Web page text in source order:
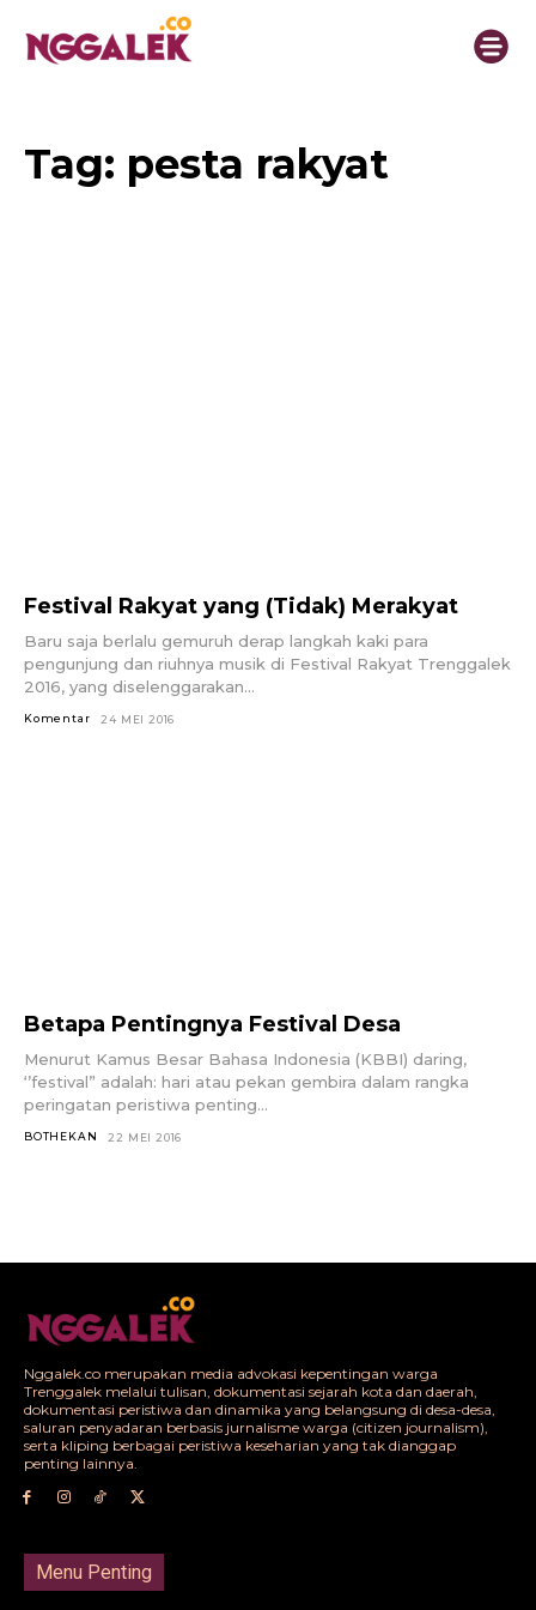
Tag: pesta rakyat
Festival Rakyat yang (Tidak) Merakyat
Baru saja berlalu gemuruh derap langkah kaki para
pengunjung dan riuhnya musik di Festival Rakyat Trenggalek
2016, yang diselenggarakan...
Komentar 24 MEI 2016
Betapa Pentingnya Festival Desa
Menurut Kamus Besar Bahasa Indonesia (KBBI) daring,
‘’festival” adalah: hari atau pekan gembira dalam rangka
peringatan peristiwa penting...
BOTHEKAN 22 MEI 2016
Nggalek.co merupakan media advokasi kepentingan warga
Trenggalek melalui tulisan, dokumentasi sejarah kota dan daerah,
dokumentasi peristiwa dan dinamika yang belangsung di desa-desa,
saluran penyadaran berbasis jurnalisme warga (citizen journalism),
serta kliping berbagai peristiwa keseharian yang tak dianggap
penting lainnya.
Menu Penting